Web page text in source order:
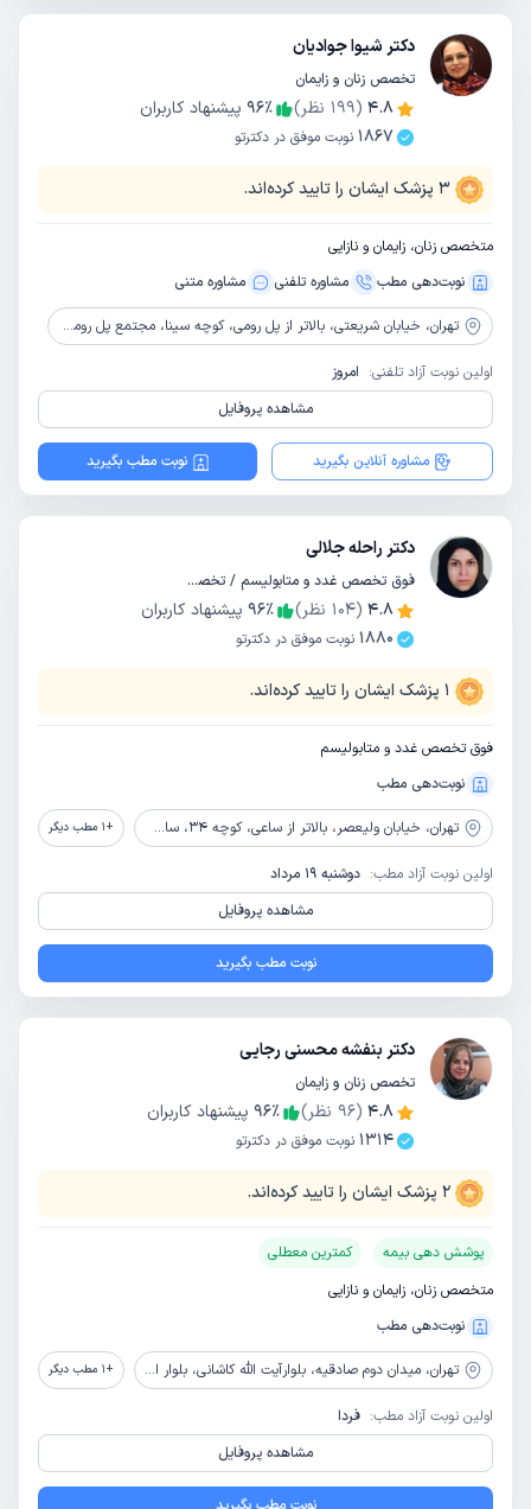
دکتر شیوا جوادیان
تخصص زنان و زایمان
4.8
(
199 نظر) 96٪
پیشنهاد کاربران
1867 نوبت موفق در دکترتو
3 پزشک ایشان را تایید کرده‌اند.
متخصص زنان، زایمان و نازایی
نوبت‌دهی مطب
مشاوره‌ تلفنی مشاوره‌ متنی
تهران، خیابان شریعتی، بالاتر از پل رومی، کوچه سینا، مجتمع پل رومی 1729، طبقه دوم، واحد 14
اولین نوبت آزاد تلفنی: امروز
مشاهده پروفایل
مشاوره آنلاین بگیرید نوبت مطب بگیرید
دکتر راحله جلالی
فوق تخصص غدد و متابولیسم / تخصص داخلی
4.8
(
104 نظر) 96٪
پیشنهاد کاربران
1880 نوبت موفق در دکترتو
1 پزشک ایشان را تایید کرده‌اند.
فوق تخصص غدد و متابولیسم
نوبت‌دهی مطب
تهران، خیابان ولیعصر، بالاتر از ساعی، کوچه 34، ساختمان پزشکان ولیعصر، طبقه 4، واحد 15 +
1 مطب دیگر
اولین نوبت آزاد مطب: دوشنبه 19 مرداد
مشاهده پروفایل
نوبت مطب بگیرید
دکتر بنفشه محسنی رجایی
تخصص زنان و زایمان
4.8
(
96 نظر) 96٪
پیشنهاد کاربران
1314 نوبت موفق در دکترتو
2 پزشک ایشان را تایید کرده‌اند.
پوشش دهی بیمه
کمترین معطلی
متخصص زنان، زایمان و نازایی
نوبت‌دهی مطب
تهران، میدان دوم صادقیه، بلوارآیت الله کاشانی، بلوار اباذر، بیمارستان تخصصی و فوق تخصصی پیامبران +
1 مطب دیگر
اولین نوبت آزاد مطب: فردا
مشاهده پروفایل